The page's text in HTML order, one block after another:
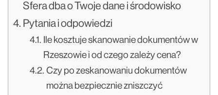
Sfera dba o Twoje dane i środowisko
Pytania i odpowiedzi
Ile kosztuje skanowanie dokumentów w
Rzeszowie i od czego zależy cena?
Czy po zeskanowaniu dokumentów
można bezpiecznie zniszczyć